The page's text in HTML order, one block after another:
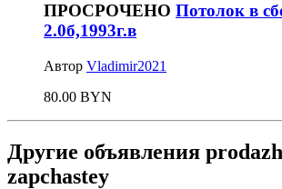
ПРОСРОЧЕНО Потолок в
2.0б,1993г.в
Автор Vladimir2021
80.00 BYN
Другие объявления
zapchastey